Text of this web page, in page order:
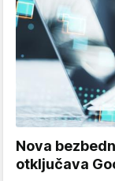
Nova
otključava